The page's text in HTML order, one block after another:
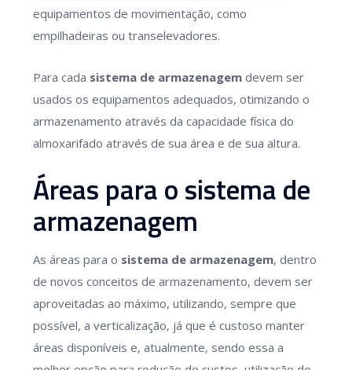
equipamentos de movimentação, como
empilhadeiras ou transelevadores.
Para cada sistema de armazenagem devem ser
usados os equipamentos adequados, otimizando o
armazenamento através da capacidade física do
almoxarifado através de sua área e de sua altura.
Áreas para o sistema de
armazenagem
As áreas para o sistema de armazenagem, dentro
de novos conceitos de armazenamento, devem ser
aproveitadas ao máximo, utilizando, sempre que
possível, a verticalização, já que é custoso manter
áreas disponíveis e, atualmente, sendo essa a